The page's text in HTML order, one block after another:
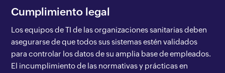
Cumplimiento legal
Los equipos de TI de las organizaciones sanitarias deben
asegurarse de que todos sus sistemas estén validados
para controlar los datos de su amplia base de empleados.
El incumplimiento de las normativas y prácticas en